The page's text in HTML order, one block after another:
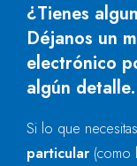
¿Tienes
Déjanos un
electrónico
algún detalle.
Si lo que
particular (como